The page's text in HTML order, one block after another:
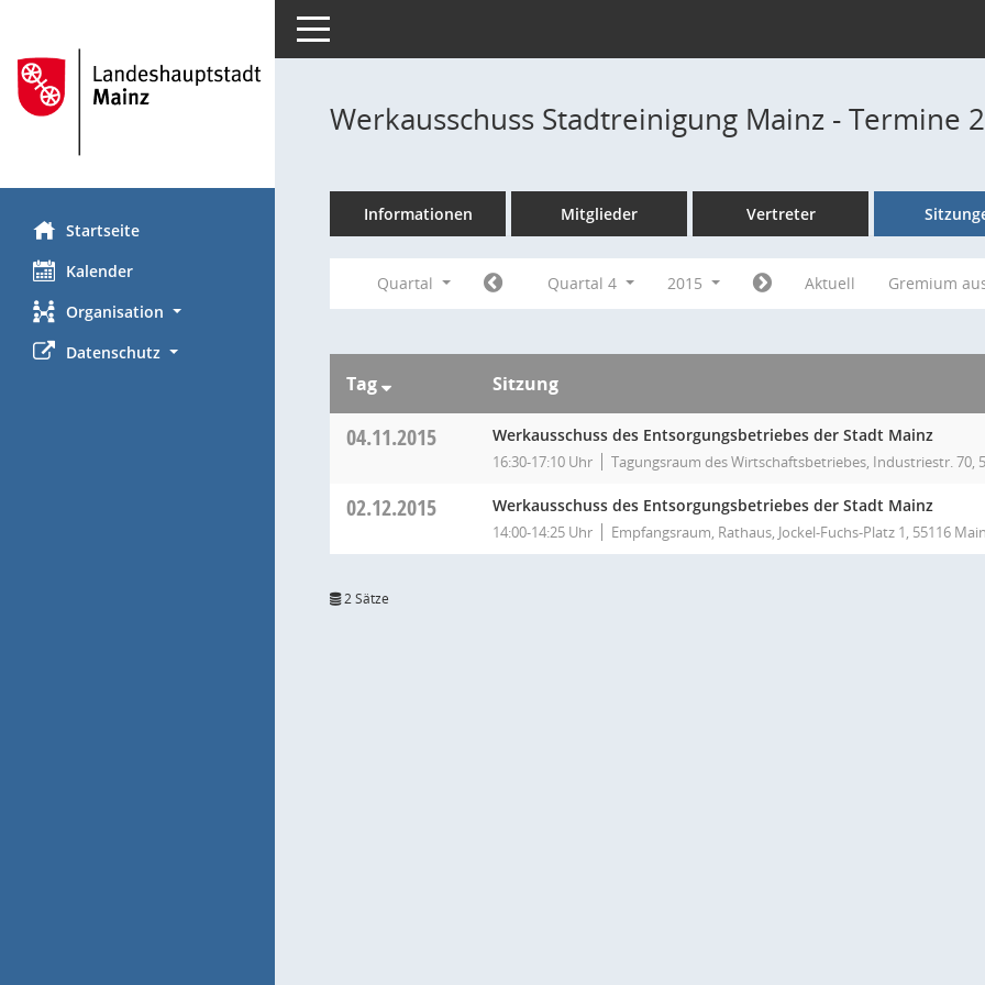
Startseite
Kalender
Organisation
Datenschutz
Toggle navigation
Werkausschuss Stadtreinigung Mainz - Termine
Informationen Mitglieder Vertreter
Quartal Quartal 4 2015 Aktuell Gremium
Tag Sitzung
04.11.2015 Werkausschuss des Entsorgungsbetriebes der Stadt Mainz
16:30-17:10 Uhr Tagungsraum des Wirtschaftsbetriebes, Industriestr. 70,
02.12.2015 Werkausschuss des Entsorgungsbetriebes der Stadt Mainz
14:00-14:25 Uhr Empfangsraum, Rathaus, Jockel-Fuchs-Platz 1, 55116
2 Sätze